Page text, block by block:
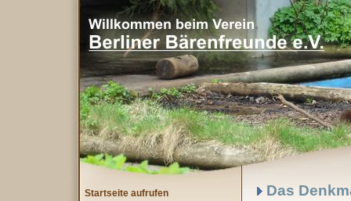
Das
Startseite aufrufen